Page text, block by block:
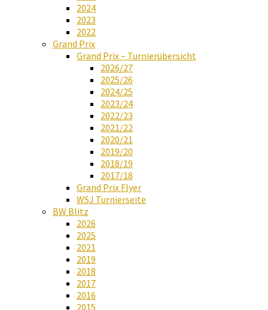
2024
2023
2022
Grand Prix
Grand Prix – Turnierübersicht
2026/27
2025/26
2024/25
2023/24
2022/23
2021/22
2020/21
2019/20
2018/19
2017/18
Grand Prix Flyer
WSJ Turnierseite
BW Blitz
2026
2025
2021
2019
2018
2017
2016
2015